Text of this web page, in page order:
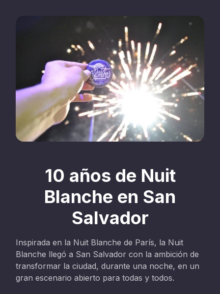
10 años de Nuit
Blanche en San
Salvador
Inspirada en la Nuit Blanche de París, la Nuit
Blanche llegó a San Salvador con la ambición de
transformar la ciudad, durante una noche, en un
gran escenario abierto para todas y todos.